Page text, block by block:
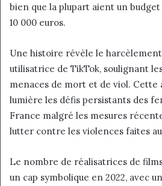
bien que la plupart aient un
10 000 euros.
Une histoire révèle le
utilisatrice de TikTok, soulignant
menaces de mort et de viol. Cette
lumière les défis persistants des
France malgré les mesures
lutter contre les violences faites
Le nombre de réalisatrices de
un cap symbolique en 2022, avec